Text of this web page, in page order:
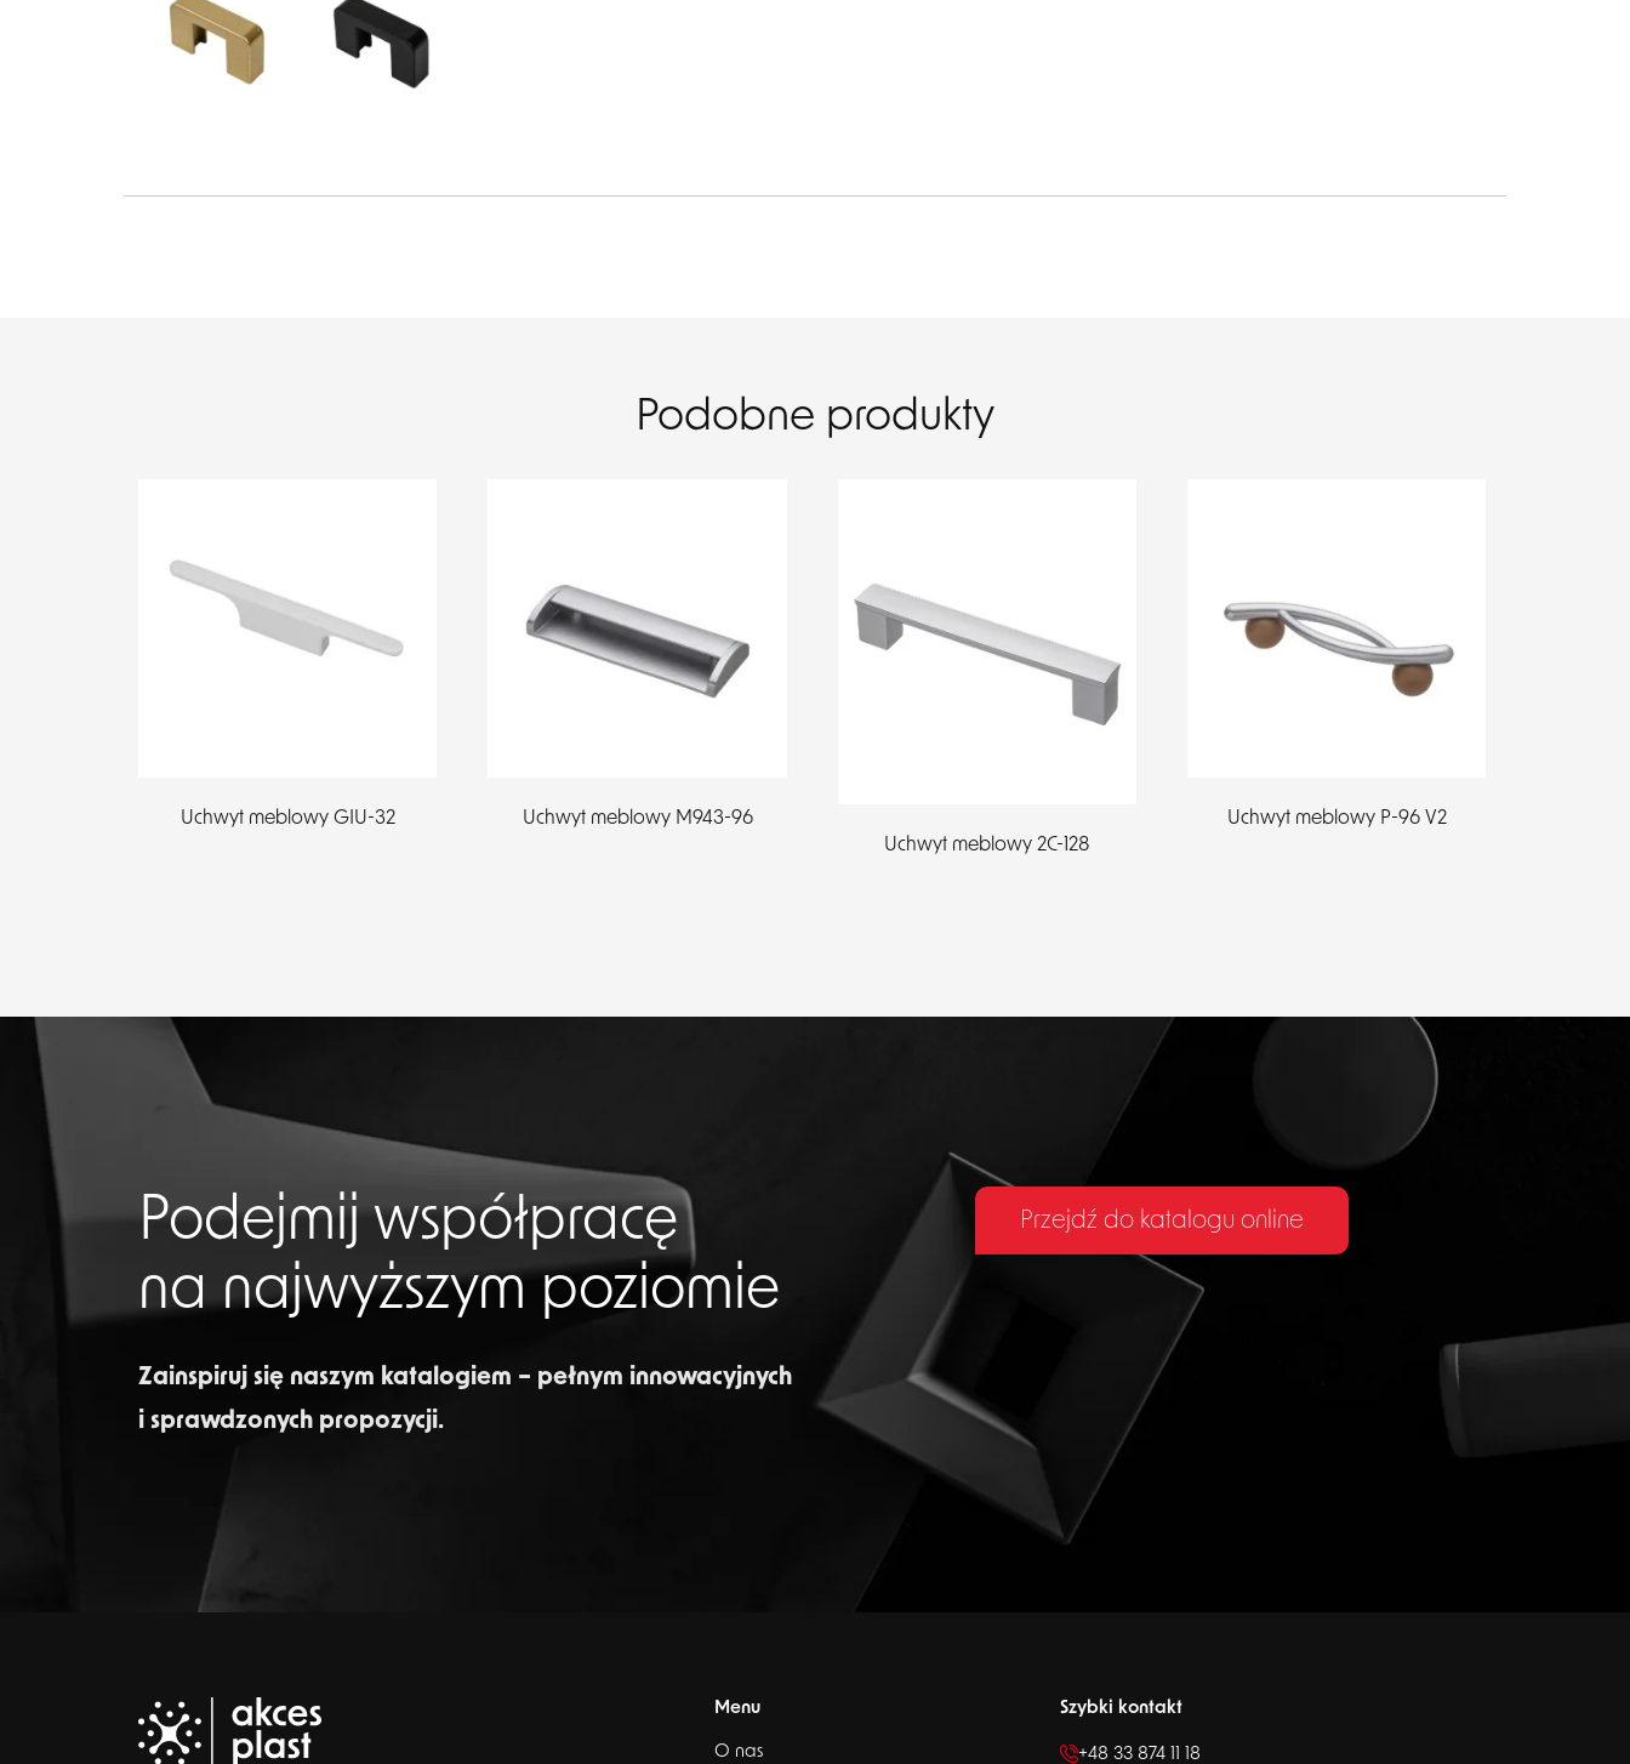
Podobne produkty
Uchwyt meblowy GIU-32
Uchwyt meblowy M943-96
Uchwyt meblowy 2C-128
Uchwyt meblowy P-96 V2
Podejmij współpracę
na najwyższym poziomie
Zainspiruj się naszym katalogiem – pełnym innowacyjnych
i sprawdzonych propozycji.
Przejdź do katalogu online
Menu
O nas
Szybki kontakt
+48 33 874 11 18